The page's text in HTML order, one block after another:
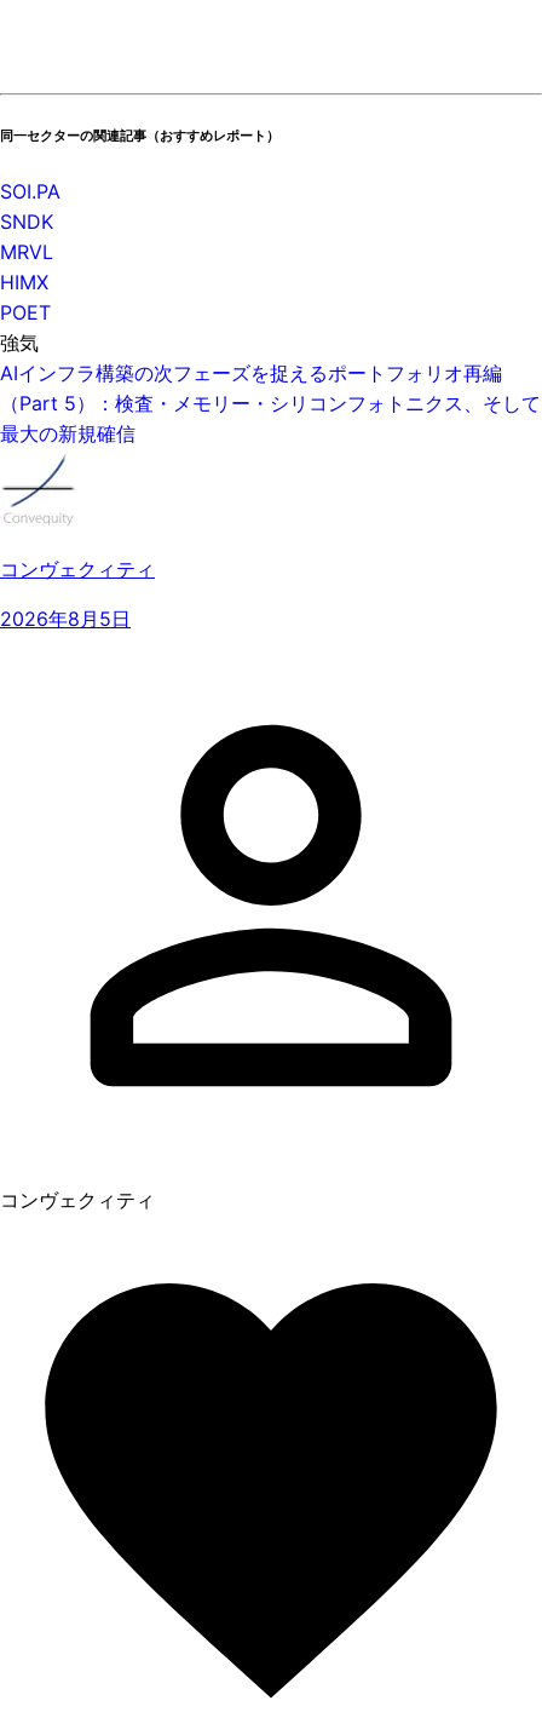
同一セクターの関連記事（おすすめレポート）
SOI.PA
SNDK
MRVL
HIMX
POET
強気
AIインフラ構築の次フェーズを捉えるポートフォリオ再編
（Part 5）：検査・メモリー・シリコンフォトニクス、そして
最大の新規確信
コンヴェクィティ
2026年8月5日
コンヴェクィティ